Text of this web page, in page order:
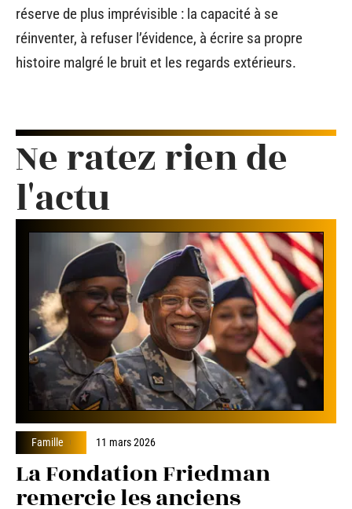
réserve de plus imprévisible : la capacité à se
réinventer, à refuser l’évidence, à écrire sa propre
histoire malgré le bruit et les regards extérieurs.
Ne ratez rien de
l'actu
Famille 11 mars 2026
La Fondation Friedman
remercie les anciens